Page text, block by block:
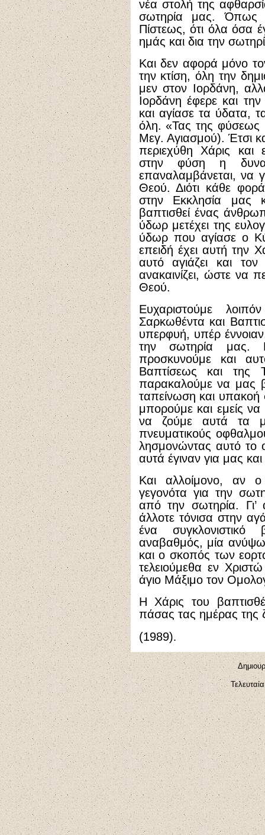
νέα στολή της
σωτηρία μας. Όπως
Πίστεως, ότι όλα όσα
ημάς και δια την
Και δεν αφορά μόνο
την κτίση, όλη την
μεν στον Ιορδάνη,
Ιορδάνη έφερε και
και αγίασε τα ύδατα,
όλη. «Τας της
Μεγ. Αγιασμού). Έτσι
περιεχύθη Χάρις και
στην φύση η
επαναλαμβάνεται, να
Θεού. Διότι κάθε
στην Εκκλησία μας
βαπτισθεί ένας
ύδωρ μετέχει της
ύδωρ που αγίασε ο
επειδή έχει αυτή την
αυτό αγιάζει και τον
ανακαινίζει, ώστε να
Θεού.
Ευχαριστούμε
Σαρκωθέντα και
υπερφυή, υπέρ
την σωτηρία μας.
προσκυνούμε και
Βαπτίσεως και της
παρακαλούμε να μας
ταπείνωση και υπακοή
μπορούμε και εμείς
να ζούμε αυτά τα
πνευματικούς
λησμονώντας αυτό το
αυτά έγιναν για μας
Και αλλοίμονο, αν
γεγονότα για την
από την σωτηρία.
άλλοτε τόνισα στην
ένα
αναβαθμός, μία
και ο σκοπός των
τελειούμεθα εν
άγιο Μάξιμο τον
Η Χάρις του
πάσας τας ημέρας της
(1989).